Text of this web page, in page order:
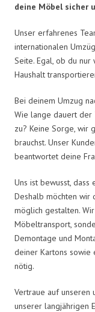
deine Möbel sicher
Unser erfahrenes
internationalen
Seite. Egal, ob du
Haushalt
Bei deinem Umzug
Wie lange dauert der
zu? Keine Sorge, wir
brauchst. Unser
beantwortet deine
Uns ist bewusst,
Deshalb möchten wir
möglich gestalten.
Möbeltransport,
Demontage und
deiner Kartons sowie
nötig.
Vertraue auf unseren
unserer langjährigen